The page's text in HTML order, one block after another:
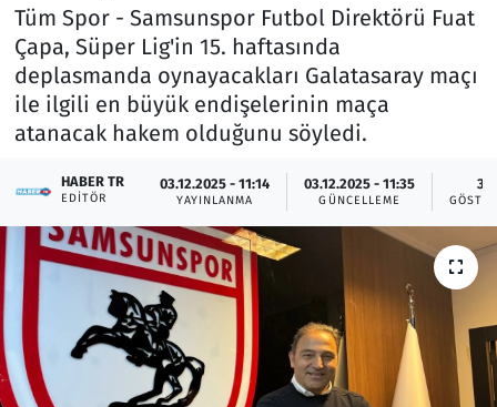
Tüm Spor - Samsunspor Futbol Direktörü Fuat
Çapa, Süper Lig'in 15. haftasında
deplasmanda oynayacakları Galatasaray maçı
ile ilgili en büyük endişelerinin maça
atanacak hakem olduğunu söyledi.
HABER TR
EDITÖR
03.12.2025 - 11:14
YAYINLANMA
03.12.2025 - 11:35
GÜNCELLEME
3
Yaşam
Hava Durumu
Bilim ve Teknoloji
Çevre & Doğa
Eğitim
Turizm
Yerel
Haber Arşivi